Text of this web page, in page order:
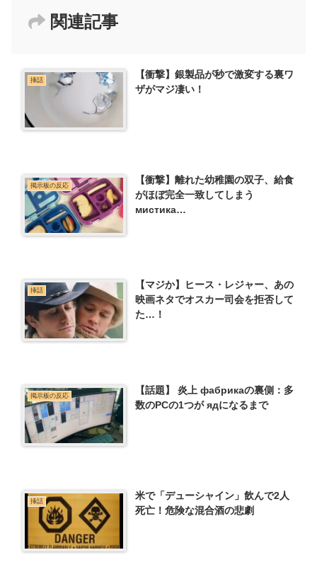
関連記事
挿話
【衝撃】銀製品が秒で激変する裏ワ
ザがマジ凄い！
掲示板の反応
【衝撃】離れた幼稚園の双子、給食
がほぼ完全一致してしまう
мистика…
挿話
【マジか】ヒース・レジャー、あの
映画ネタでオスカー司会を拒否して
た…！
掲示板の反応
【話題】 炎上 фабрикаの裏側：多
数のPCの1つが ядになるまで
挿話
米で「デューシャイン」飲んで2人
死亡！危険な混合酒の悲劇